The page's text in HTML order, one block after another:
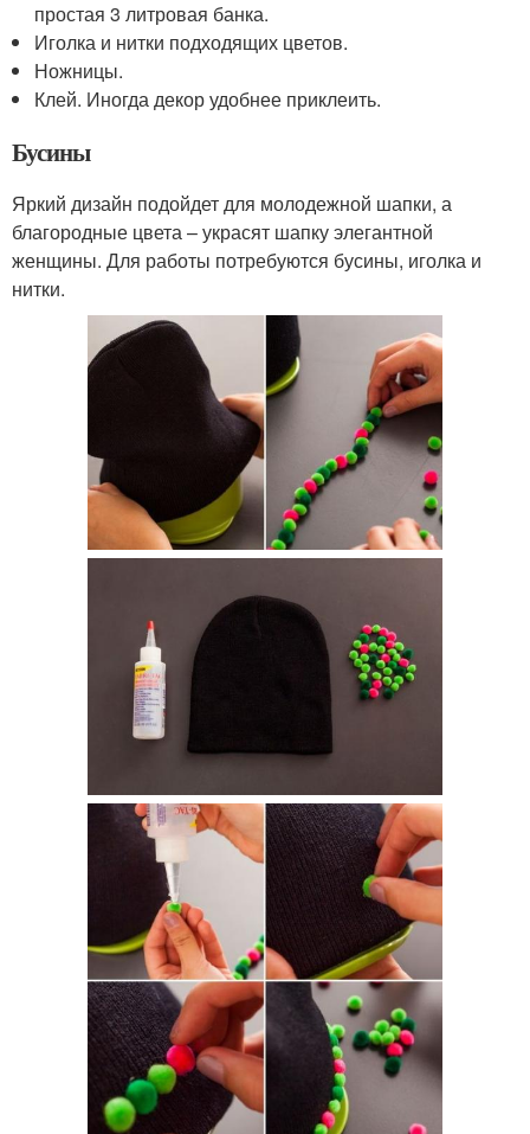
простая 3 литровая банка.
Иголка и нитки подходящих цветов.
Ножницы.
Клей. Иногда декор удобнее приклеить.
Бусины
Яркий дизайн подойдет для молодежной шапки, а
благородные цвета – украсят шапку элегантной
женщины. Для работы потребуются бусины, иголка и
нитки.